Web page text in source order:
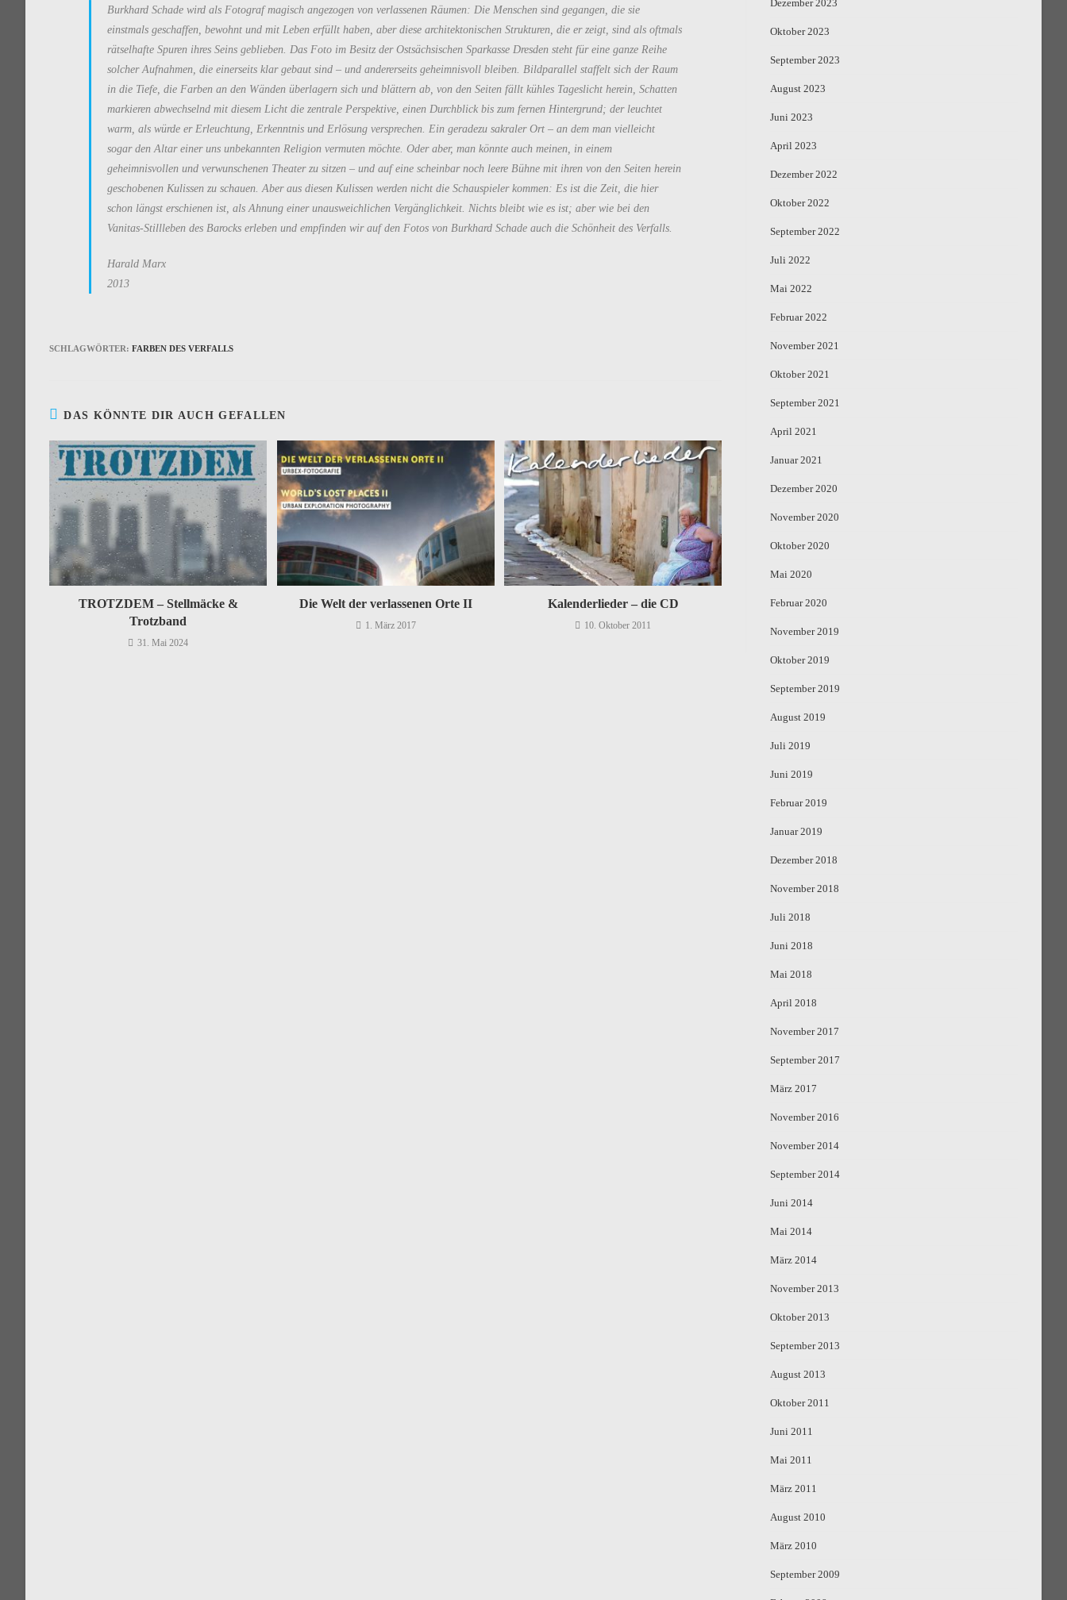
Burkhard Schade wird als Fotograf magisch angezogen von verlassenen Räumen: Die Menschen sind gegangen, die sie
einstmals geschaffen, bewohnt und mit Leben erfüllt haben, aber diese architektonischen Strukturen, die er zeigt, sind als oftmals
rätselhafte Spuren ihres Seins geblieben. Das Foto im Besitz der Ostsächsischen Sparkasse Dresden steht für eine ganze Reihe
solcher Aufnahmen, die einerseits klar gebaut sind – und andererseits geheimnisvoll bleiben. Bildparallel staffelt sich der Raum
in die Tiefe, die Farben an den Wänden überlagern sich und blättern ab, von den Seiten fällt kühles Tageslicht herein, Schatten
markieren abwechselnd mit diesem Licht die zentrale Perspektive, einen Durchblick bis zum fernen Hintergrund; der leuchtet
warm, als würde er Erleuchtung, Erkenntnis und Erlösung versprechen. Ein geradezu sakraler Ort – an dem man vielleicht
sogar den Altar einer uns unbekannten Religion vermuten möchte. Oder aber, man könnte auch meinen, in einem
geheimnisvollen und verwunschenen Theater zu sitzen – und auf eine scheinbar noch leere Bühne mit ihren von den Seiten herein
geschobenen Kulissen zu schauen. Aber aus diesen Kulissen werden nicht die Schauspieler kommen: Es ist die Zeit, die hier
schon längst erschienen ist, als Ahnung einer unausweichlichen Vergänglichkeit. Nichts bleibt wie es ist; aber wie bei den
Vanitas-Stillleben des Barocks erleben und empfinden wir auf den Fotos von Burkhard Schade auch die Schönheit des Verfalls.
Harald Marx
2013
SCHLAGWÖRTER: FARBEN DES VERFALLS
DAS KÖNNTE DIR AUCH GEFALLEN
TROTZDEM – Stellmäcke &
Trotzband
31. Mai 2024
Die Welt der verlassenen Orte II
1. März 2017
Kalenderlieder – die CD
10. Oktober 2011
Dezember 2023
Oktober 2023
September 2023
August 2023
Juni 2023
April 2023
Dezember 2022
Oktober 2022
September 2022
Juli 2022
Mai 2022
Februar 2022
November 2021
Oktober 2021
September 2021
April 2021
Januar 2021
Dezember 2020
November 2020
Oktober 2020
Mai 2020
Februar 2020
November 2019
Oktober 2019
September 2019
August 2019
Juli 2019
Juni 2019
Februar 2019
Januar 2019
Dezember 2018
November 2018
Juli 2018
Juni 2018
Mai 2018
April 2018
November 2017
September 2017
März 2017
November 2016
November 2014
September 2014
Juni 2014
Mai 2014
März 2014
November 2013
Oktober 2013
September 2013
August 2013
Oktober 2011
Juni 2011
Mai 2011
März 2011
August 2010
März 2010
September 2009